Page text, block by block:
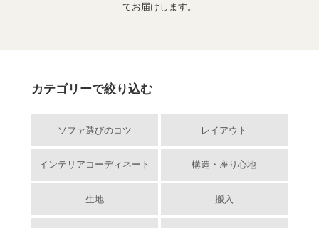
てお届けします。
カテゴリーで絞り込む
ソファ選びのコツ レイアウト
インテリアコーディネート 構造・座り心地
生地 搬入